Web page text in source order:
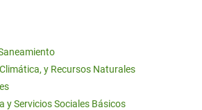
y Recursos Naturales
y Servicios Sociales Básicos